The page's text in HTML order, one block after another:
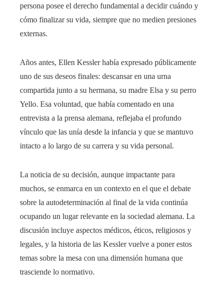
persona posee el derecho fundamental a decidir cuándo y
cómo finalizar su vida, siempre que no medien presiones
externas.
Años antes, Ellen Kessler había expresado públicamente
uno de sus deseos finales: descansar en una urna
compartida junto a su hermana, su madre Elsa y su perro
Yello. Esa voluntad, que había comentado en una
entrevista a la prensa alemana, reflejaba el profundo
vínculo que las unía desde la infancia y que se mantuvo
intacto a lo largo de su carrera y su vida personal.
La noticia de su decisión, aunque impactante para
muchos, se enmarca en un contexto en el que el debate
sobre la autodeterminación al final de la vida continúa
ocupando un lugar relevante en la sociedad alemana. La
discusión incluye aspectos médicos, éticos, religiosos y
legales, y la historia de las Kessler vuelve a poner estos
temas sobre la mesa con una dimensión humana que
trasciende lo normativo.